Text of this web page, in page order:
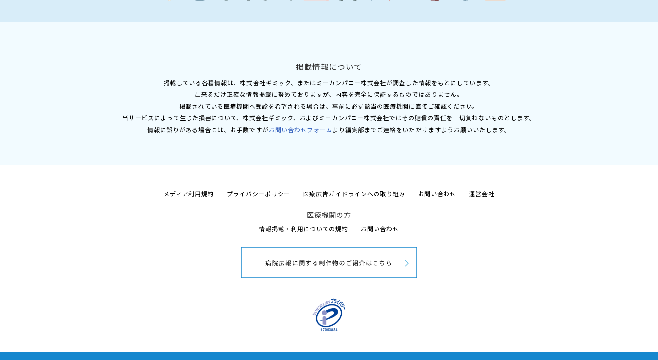
掲載情報について
掲載している各種情報は、株式会社ギミック、またはミーカンパニー株式会社が調査した情報をもとにしています。
出来るだけ正確な情報掲載に努めておりますが、内容を完全に保証するものではありません。
掲載されている医療機関へ受診を希望される場合は、事前に必ず該当の医療機関に直接ご確認ください。
当サービスによって生じた損害について、株式会社ギミック、およびミーカンパニー株式会社ではその賠償の責任を一切負わないものとします。
情報に誤りがある場合には、お手数ですがお問い合わせフォームより編集部までご連絡をいただけますようお願いいたします。
メディア利用規約 プライバシーポリシー 医療広告ガイドラインへの取り組み お問い合わせ 運営会社
医療機関の方
情報掲載・利用についての規約 お問い合わせ